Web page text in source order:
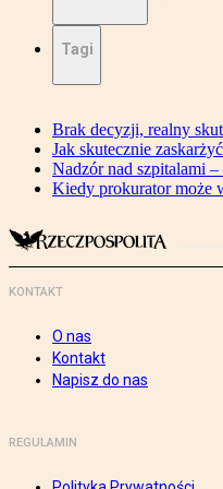
Tagi
Brak decyzji, realny
Jak skutecznie
Nadzór nad szpitalami
Kiedy prokurator może
KONTAKT
O nas
Kontakt
Napisz do nas
REGULAMIN